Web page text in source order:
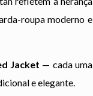
roupa moderno e
Jacket — cada uma
e elegante.